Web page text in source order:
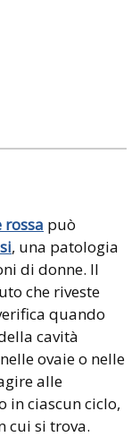
rossa può
, una patologia
di donne. Il
che riveste
quando
cavità
ovaie o nelle
alle
in ciascun ciclo,
cui si trova.